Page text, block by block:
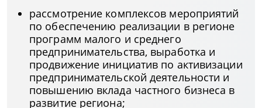
рассмотрение комплексов мероприятий
по обеспечению реализации в регионе
программ малого и среднего
предпринимательства, выработка и
продвижение инициатив по активизации
предпринимательской деятельности и
повышению вклада частного бизнеса в
развитие региона;